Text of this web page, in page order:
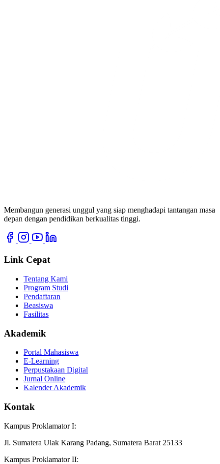
Membangun generasi unggul yang siap menghadapi tantangan masa
depan dengan pendidikan berkualitas tinggi.
Link Cepat
Tentang Kami
Program Studi
Pendaftaran
Beasiswa
Fasilitas
Akademik
Portal Mahasiswa
E-Learning
Perpustakaan Digital
Jurnal Online
Kalender Akademik
Kontak
Kampus Proklamator I:
Jl. Sumatera Ulak Karang Padang, Sumatera Barat 25133
Kampus Proklamator II: